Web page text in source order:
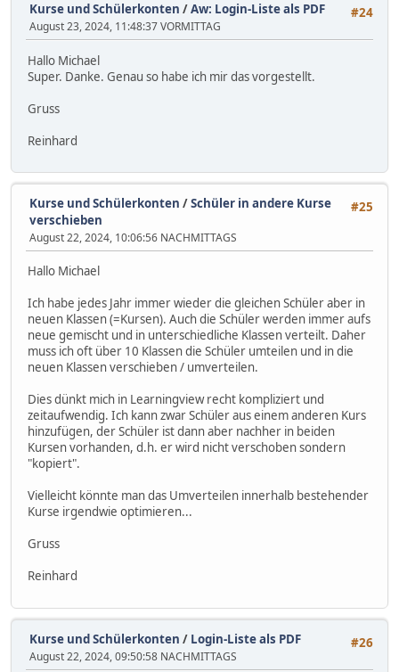
#24
Kurse und Schülerkonten /Aw: Login-Liste als PDF
August 23, 2024, 11:48:37 VORMITTAG
Hallo Michael
Super. Danke. Genau so habe ich mir das vorgestellt.
Gruss
Reinhard
#25
Kurse und Schülerkonten /Schüler in andere Kurse
verschieben
August 22, 2024, 10:06:56 NACHMITTAGS
Hallo Michael
Ich habe jedes Jahr immer wieder die gleichen Schüler aber in
neuen Klassen (=Kursen). Auch die Schüler werden immer aufs
neue gemischt und in unterschiedliche Klassen verteilt. Daher
muss ich oft über 10 Klassen die Schüler umteilen und in die
neuen Klassen verschieben / umverteilen.
Dies dünkt mich in Learningview recht kompliziert und
zeitaufwendig. Ich kann zwar Schüler aus einem anderen Kurs
hinzufügen, der Schüler ist dann aber nachher in beiden
Kursen vorhanden, d.h. er wird nicht verschoben sondern
"kopiert".
Vielleicht könnte man das Umverteilen innerhalb bestehender
Kurse irgendwie optimieren...
Gruss
Reinhard
#26
Kurse und Schülerkonten / Login-Liste als PDF
August 22, 2024, 09:50:58 NACHMITTAGS